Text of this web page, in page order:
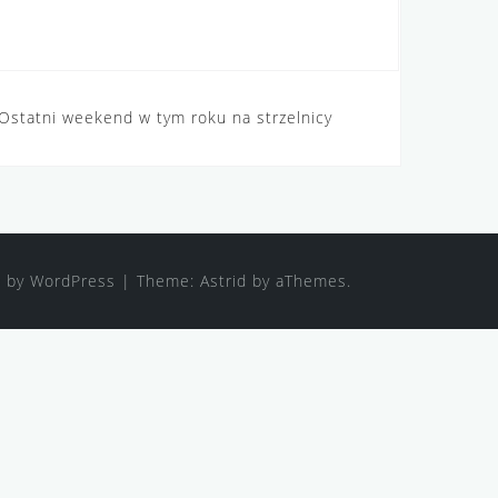
Ostatni weekend w tym roku na strzelnicy
by WordPress | Theme: Astrid by aThemes.